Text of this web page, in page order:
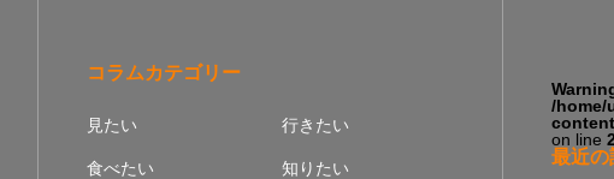
コラムカテゴリー
見たい 行きたい
食べたい 知りたい
/home/
on line
最近の